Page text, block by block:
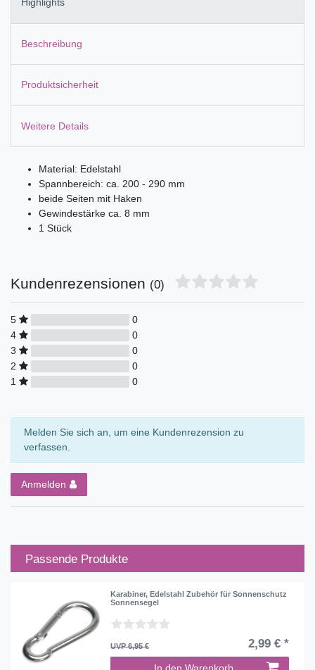
Highlights
Beschreibung
Produktsicherheit
Weitere Details
Material: Edelstahl
Spannbereich: ca. 200 - 290 mm
beide Seiten mit Haken
Gewindestärke ca. 8 mm
1 Stück
Kundenrezensionen (0)
5
0
4
0
3
0
2
0
1
0
Melden Sie sich an, um eine Kundenrezension zu
verfassen.
Anmelden
Passende Produkte
Karabiner, Edelstahl Zubehör für Sonnenschutz
Sonnensegel
UVP 6,95 € 2,99 € *